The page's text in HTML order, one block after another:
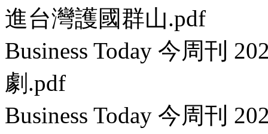
進台灣護國群山.pdf
Business Today 今周刊
劇.pdf
Business Today 今周刊